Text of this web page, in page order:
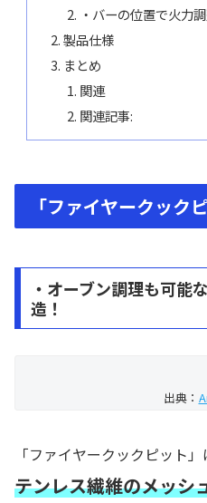
・バーの位置で火力
製品仕様
まとめ
関連
関連記事:
「ファイヤークック
・オーブン調理も可能
造！
出典：
「ファイヤークックピット」
テンレス繊維のメッシ